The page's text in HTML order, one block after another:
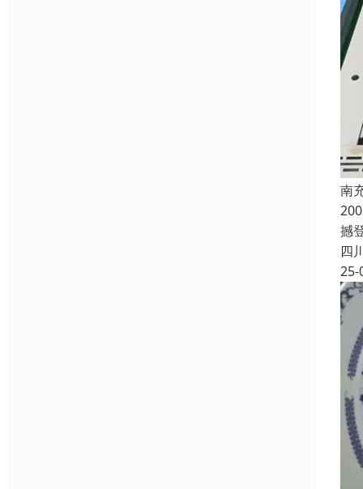
南
撼
四
25-